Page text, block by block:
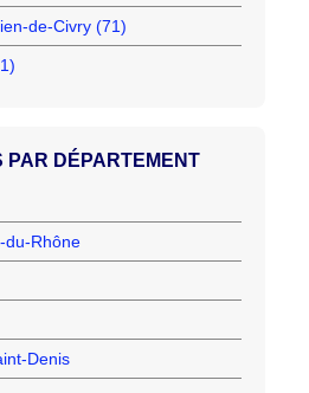
de-Civry (71)
PAR DÉPARTEMENT
du-Rhône
Denis